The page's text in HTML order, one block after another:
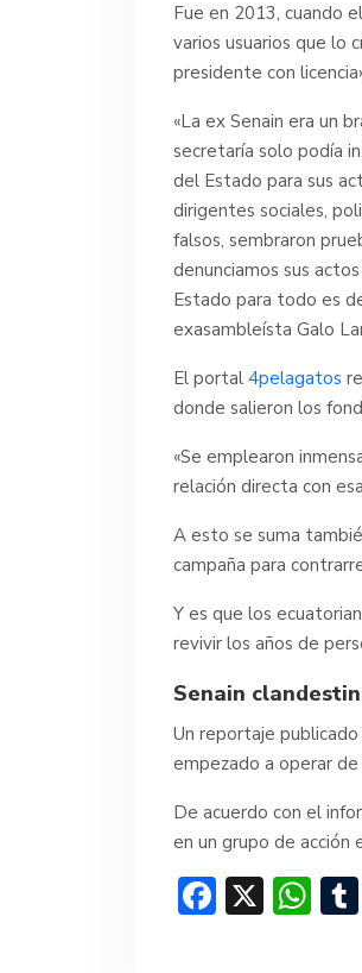
Fue en 2013, cuando
varios usuarios que lo
presidente con
«La ex Senain era un
secretaría solo podía
del Estado para sus
dirigentes sociales,
falsos, sembraron
denunciamos sus
Estado para todo es
exasambleísta Galo
El portal 4pelagatos
donde salieron los
«Se emplearon
relación directa con
A esto se suma
campaña para
Y es que los
revivir los años de
Senain
Un reportaje
empezado a operar
De acuerdo con el
en un grupo de acción
F X W